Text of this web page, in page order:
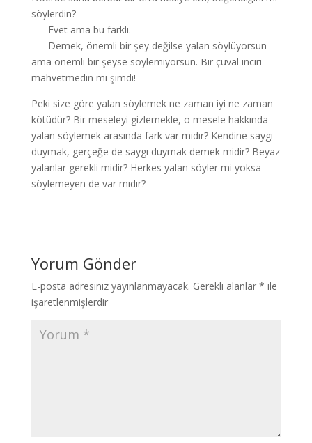
söylerdin?
– Evet ama bu farklı.
– Demek, önemli bir şey değilse yalan söylüyorsun
ama önemli bir şeyse söylemiyorsun. Bir çuval inciri
mahvetmedin mi şimdi!
Peki size göre yalan söylemek ne zaman iyi ne zaman
kötüdür? Bir meseleyi gizlemekle, o mesele hakkında
yalan söylemek arasında fark var mıdır? Kendine saygı
duymak, gerçeğe de saygı duymak demek midir? Beyaz
yalanlar gerekli midir? Herkes yalan söyler mi yoksa
söylemeyen de var mıdır?
Yorum Gönder
E-posta adresiniz yayınlanmayacak. Gerekli alanlar * ile
işaretlenmişlerdir